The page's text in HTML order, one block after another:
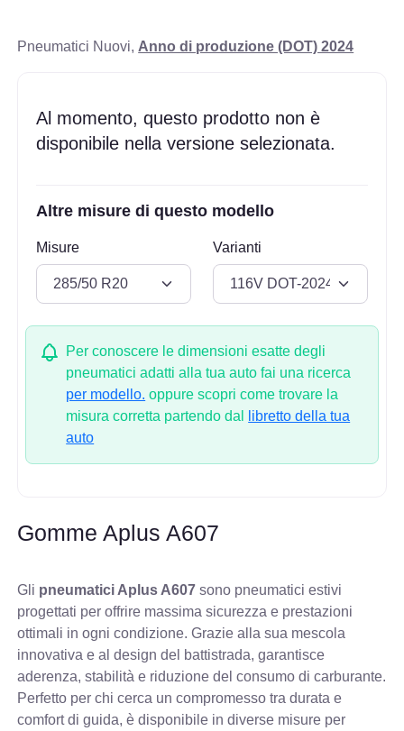
Pneumatici Nuovi, Anno di produzione (DOT) 2024
Al momento, questo prodotto non è
disponibile nella versione selezionata.
Altre misure di questo modello
Misure Varianti
Per conoscere le dimensioni esatte degli
pneumatici adatti alla tua auto fai una ricerca
per modello. oppure scopri come trovare la
misura corretta partendo dal
libretto della tua
auto
Gomme Aplus A607
Gli pneumatici Aplus A607 sono pneumatici estivi
progettati per offrire massima sicurezza e prestazioni
ottimali in ogni condizione. Grazie alla sua mescola
innovativa e al design del battistrada, garantisce
aderenza, stabilità e riduzione del consumo di carburante.
Perfetto per chi cerca un compromesso tra durata e
comfort di guida, è disponibile in diverse misure per